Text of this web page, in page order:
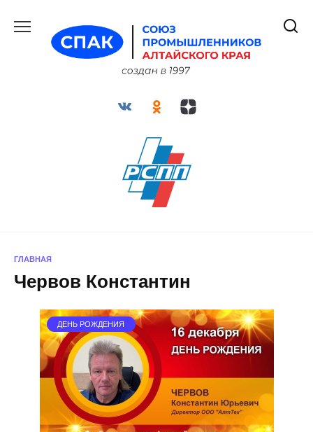
содержанию
ГЛАВНАЯ
Червов Константин
ДЕНЬ РОЖДЕНИЯ